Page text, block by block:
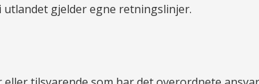
gjelder egne retningslinjer.